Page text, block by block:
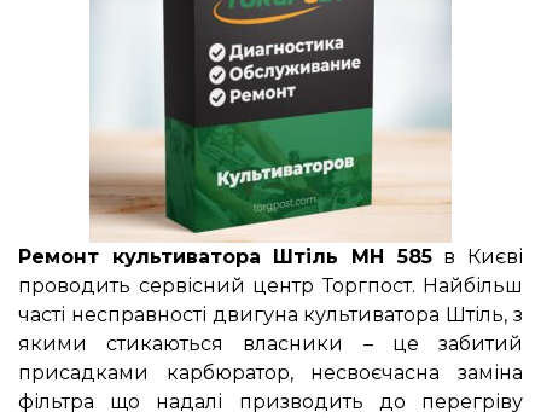
Ремонт культиватора Штіль MH 585в Києві
проводить сервісний центр Торгпост. Найбільш
часті несправності двигуна культиватора Штіль, з
якими стикаються власники – це забитий
присадками карбюратор, несвоєчасна заміна
фільтра що надалі призводить до перегріву